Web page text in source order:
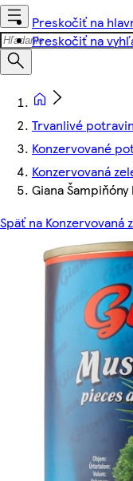
Preskočiť na
Preskočiť na
Trvanlivé
Konzervované
Konzervovaná
Giana
Späť na Konzervovaná